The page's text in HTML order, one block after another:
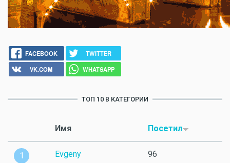
FACEBOOK
TWITTER
VK.COM
WHATSAPP
ТОП 10 В КАТЕГОРИИ
Имя Посетил
1 Evgeny 96